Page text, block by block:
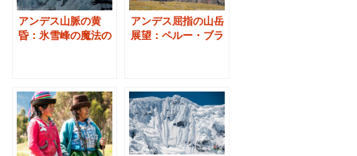
アンデス山脈の黄
昏：氷雪峰の魔法の
アンデス屈指の山岳
展望：ペルー・ブラ